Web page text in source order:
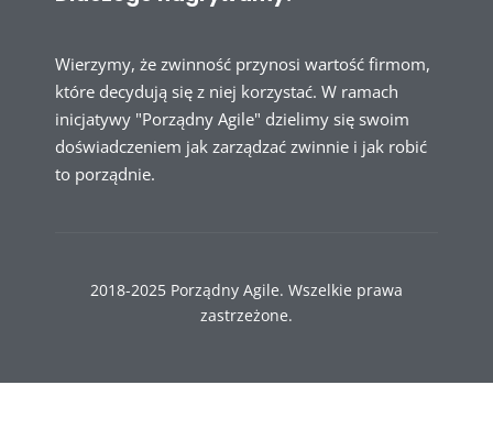
Wierzymy, że zwinność przynosi wartość firmom,
które decydują się z niej korzystać. W ramach
inicjatywy "Porządny Agile" dzielimy się swoim
doświadczeniem jak zarządzać zwinnie i jak robić
to porządnie.
2018-2025 Porządny Agile. Wszelkie prawa
zastrzeżone.